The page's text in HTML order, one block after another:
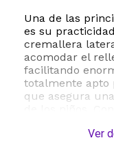
Una de las
es su
cremallera
acomodar el
facilitando
totalmente apto
que asegura
ancho, tiene el
Ver